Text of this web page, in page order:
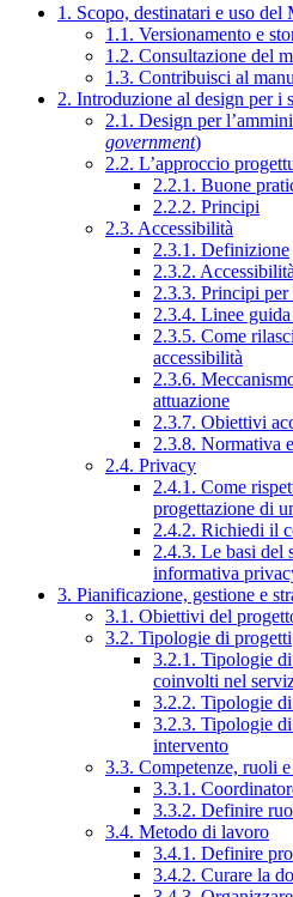
1. Scopo, destinatari e uso
1.1. Versionamento e
1.2. Consultazione del
1.3. Contribuisci al
2. Introduzione al design per i
2.1. Design per
government)
2.2. L’approccio
2.2.1. Buone
2.2.2. Principi
2.3. Accessibilità
2.3.1. Definizione
2.3.2.
2.3.3. Principi per
2.3.4. Linee
2.3.5. Come
accessibilità
2.3.6.
attuazione
2.3.7. Obiettivi
2.3.8. Normativa
2.4. Privacy
2.4.1. Come
progettazione di
2.4.2. Richiedi il
2.4.3. Le basi del
informativa
3. Pianificazione, gestione e
3.1. Obiettivi del
3.2. Tipologie di progetti
3.2.1. Tipologie
coinvolti nel
3.2.2. Tipologie
3.2.3. Tipologie
intervento
3.3. Competenze, ruoli
3.3.1.
3.3.2. Definire
3.4. Metodo di lavoro
3.4.1. Definire
3.4.2. Curare la